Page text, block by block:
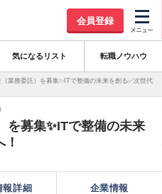
会員登録
気になるリスト 転職ノウハウ
業務委託）を募集✨ITで整備の未来を創る✅次世代
を募集✨ITで整備の未来
報詳細 企業情報